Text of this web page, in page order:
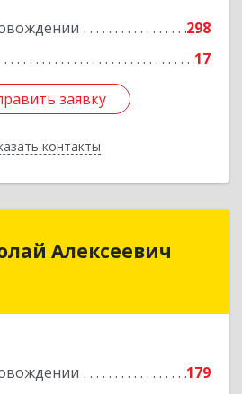
298
17
заявку
контакты
заявку
Назад
Алексеевич
179
Алексеевич
обл, Александровский р-